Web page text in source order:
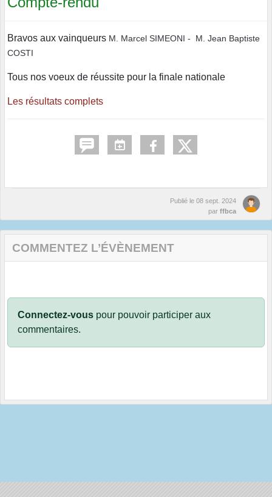
Bravos aux vainqueurs M. Marcel SIMEONI -
M. Jean Baptiste
COSTI
Tous nos voeux de réussite pour la finale nationale
Les résultats complets
Publié le 08 sept. 2024
par ffbca
COMMENTEZ L’ÉVÈNEMENT
Connectez-vous pour pouvoir participer aux
commentaires.